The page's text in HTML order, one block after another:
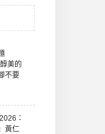
美的
不要
：
黃仁